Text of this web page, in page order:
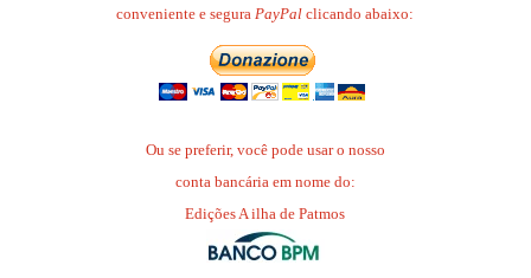
conveniente e segura PayPal clicando abaixo:
Ou se preferir, você pode usar o nosso
conta bancária em nome do:
Edições A ilha de Patmos